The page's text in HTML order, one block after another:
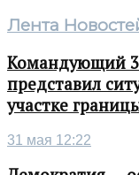
Лента
Командующий
представил
участке
31 мая 12:22